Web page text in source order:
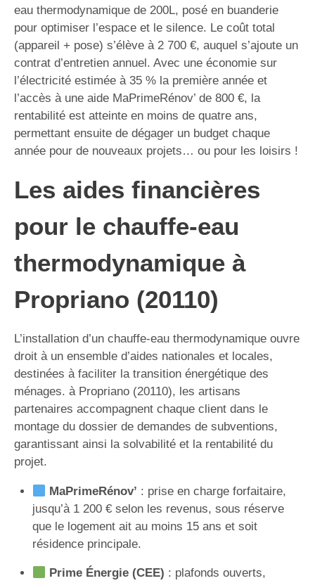
eau thermodynamique de 200L, posé en buanderie
pour optimiser l’espace et le silence. Le coût total
(appareil + pose) s’élève à 2 700 €, auquel s’ajoute un
contrat d’entretien annuel. Avec une économie sur
l’électricité estimée à 35 % la première année et
l’accès à une aide MaPrimeRénov’ de 800 €, la
rentabilité est atteinte en moins de quatre ans,
permettant ensuite de dégager un budget chaque
année pour de nouveaux projets… ou pour les loisirs !
Les aides financières
pour le chauffe-eau
thermodynamique à
Propriano (20110)
L’installation d’un chauffe-eau thermodynamique ouvre
droit à un ensemble d’aides nationales et locales,
destinées à faciliter la transition énergétique des
ménages. à Propriano (20110), les artisans
partenaires accompagnent chaque client dans le
montage du dossier de demandes de subventions,
garantissant ainsi la solvabilité et la rentabilité du
projet.
MaPrimeRénov’ : prise en charge forfaitaire,
jusqu’à 1 200 € selon les revenus, sous réserve
que le logement ait au moins 15 ans et soit
résidence principale.
Prime Énergie (CEE) : plafonds ouverts,